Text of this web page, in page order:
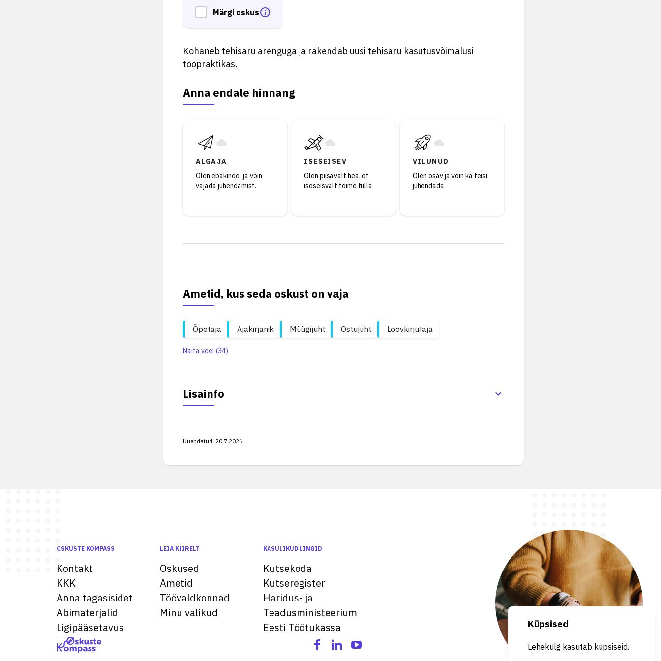
Märgi oskus
Kohaneb tehisaru arenguga ja rakendab uusi tehisaru kasutusvõimalusi
tööpraktikas.
Anna endale hinnang
ALGAJA
Olen ebakindel ja võin
vajada juhendamist.
ISESEISEV
Olen piisavalt hea, et
iseseisvalt toime tulla.
VILUNUD
Olen osav ja võin ka teisi
juhendada.
Ametid, kus seda oskust on vaja
Õpetaja Ajakirjanik Müügijuht Ostujuht Loovkirjutaja
Näita veel (34)
Lisainfo
Uuendatud: 20.7.2026
OSKUSTE KOMPASS
Kontakt
KKK
Anna tagasisidet
Abimaterjalid
Ligipääsetavus
LEIA KIIRELT
Oskused
Ametid
Töövaldkonnad
Minu valikud
KASULIKUD LINGID
Kutsekoda
Kutseregister
Haridus- ja
Teadusministeerium
Eesti Töötukassa
Küpsised
Lehekülg kasutab küpsiseid.